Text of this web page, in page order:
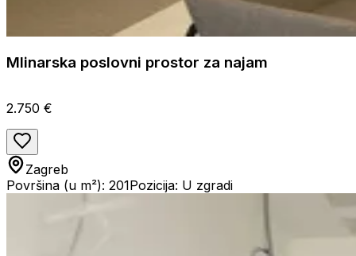
Mlinarska poslovni prostor za najam
2.750 €
Zagreb
Površina (u m²): 201Pozicija: U zgradi